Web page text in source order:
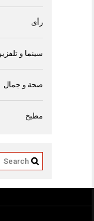
رأى
سينما و
صحة و جمال
مطبخ